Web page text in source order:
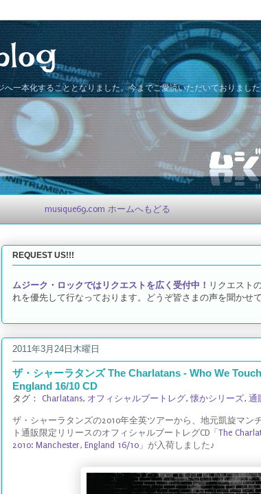
一本化することとなりました。今までご愛読いただいておりまし
musique69.com ホームへもどる
REQUEST US!!!
ムジーク・ロックではリクエストを広く受付中！ リクエスト
れを優先して行なっております。どうぞ皆さまの声を聞かせ
2011年3月24日木曜日
ザ・シャーラタンズ The Charlatans - Who We
England 16/10 CD
タグ： Charlatans, オフィシャルブートレグ, 懐かシリーズ, 通
ザ・シャーラタンズの2010年全英ツアーから、地元凱旋マン
ト通販限定リリースのオフィシャルブートレグCD「 The
2010: Manchester, England 16/10 」が入荷しました♪